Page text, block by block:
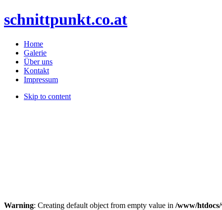
schnittpunkt.co.at
Home
Galerie
Über uns
Kontakt
Impressum
Skip to content
Warning: Creating default object from empty value in /www/